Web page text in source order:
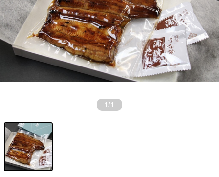
1 /1